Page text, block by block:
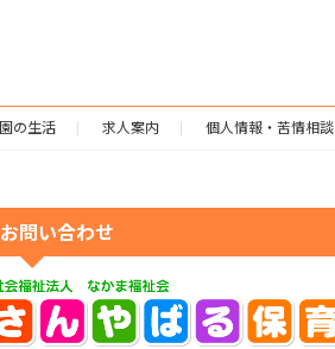
園の生活 求人案内 個人情報・苦情相談
お問い合わせ